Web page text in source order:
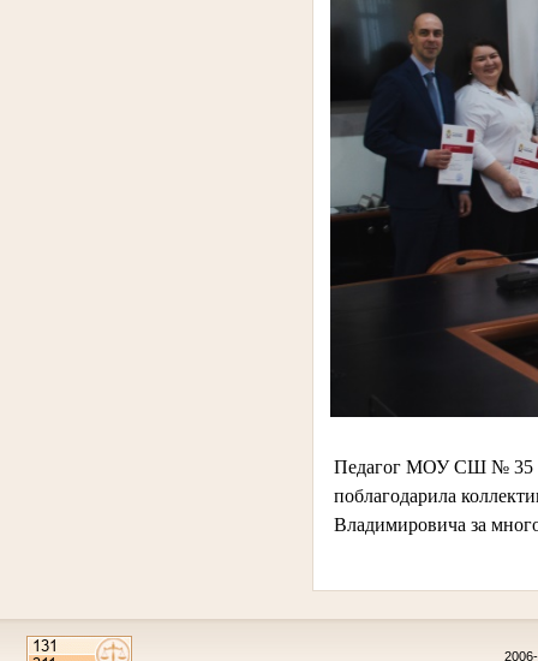
Педагог МОУ СШ № 35
поблагодарила
Владимировича за